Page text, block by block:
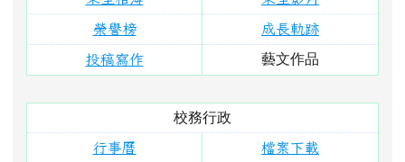
圖書系統 校務系統
環境教育 交通安全
安全守則